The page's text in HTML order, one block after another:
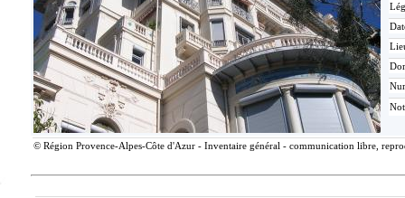
© Région Provence-Alpes-Côte d'Azur - Inventaire général - communication libre,